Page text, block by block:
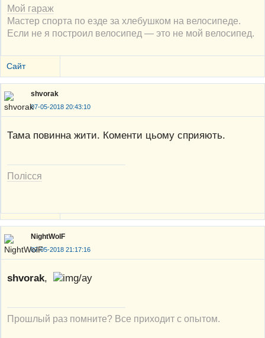
Мой гараж
Мастер спорта по езде за хлебушком на велосипеде.
Если не я построил велосипед — это не мой велосипед.
Сайт
shvorak
07-05-2018 20:43:10
Тама повинна жити. Коменти цьому сприяють.
Полісся
NightWolF
07-05-2018 21:17:16
shvorak,
Прошлый раз помните? Все приходит с опытом.